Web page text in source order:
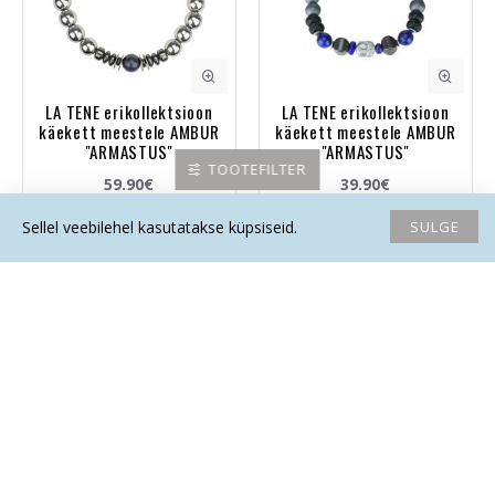
LA TENE erikollektsioon
käekett meestele AMBUR
"ARMASTUS"
59.90€
LA TENE erikollektsioon
käekett meestele AMBUR
"ARMASTUS"
39.90€
Saada email Helista
SULGE
Sellel veebilehel kasutatakse küpsiseid.
TOOTEFILTER